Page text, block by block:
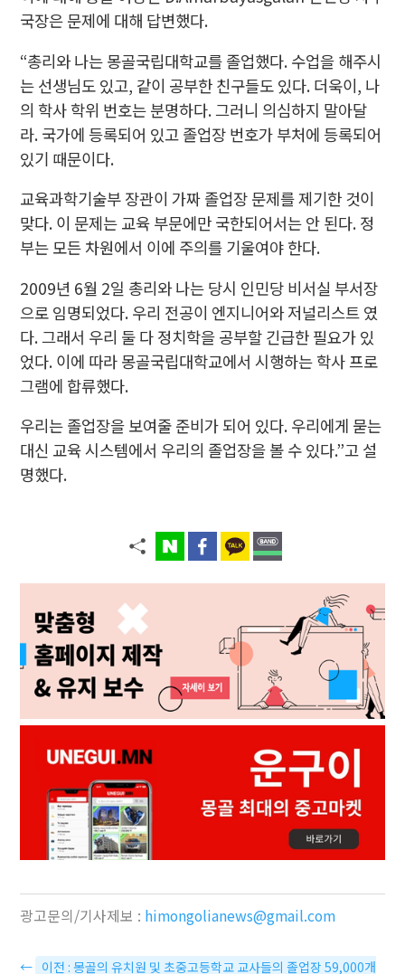
국장은 문제에 대해 답변했다.
“총리와 나는 몽골국립대학교를 졸업했다. 수업을 해주시
는 선생님도 있고, 같이 공부한 친구들도 있다. 더욱이, 나
의 학사 학위 번호는 분명하다. 그러니 의심하지 말아달
라. 국가에 등록되어 있고 졸업장 번호가 부처에 등록되어
있기 때문이다.
교육과학기술부 장관이 가짜 졸업장 문제를 제기한 것이
맞다. 이 문제는 교육 부문에만 국한되어서는 안 된다. 정
부는 모든 차원에서 이에 주의를 기울여야 한다.
2009년 6월 2일 총리와 나는 당시 인민당 비서실 부서장
으로 임명되었다. 우리 전공이 엔지니어와 저널리스트 였
다. 그래서 우리 둘 다 정치학을 공부할 긴급한 필요가 있
었다. 이에 따라 몽골국립대학교에서 시행하는 학사 프로
그램에 합류했다.
우리는 졸업장을 보여줄 준비가 되어 있다. 우리에게 묻는
대신 교육 시스템에서 우리의 졸업장을 볼 수 있다.”고 설
명했다.
광고문의/기사제보 : himongolianews@gmail.com
← 이전 : 몽골의 유치원 및 초중고등학교 교사들의 졸업장 59,000개